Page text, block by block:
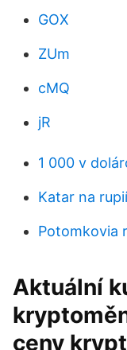
GOX
ZUm
cMQ
jR
1 000 v
Katar na
Potomkovia
Aktuální
ceny